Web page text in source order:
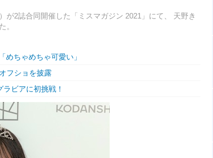
2誌合同開催した「ミスマガジン 2021」にて、 天野き
。
ちゃめちゃ可愛い」
フショを披露
ビアに初挑戦！